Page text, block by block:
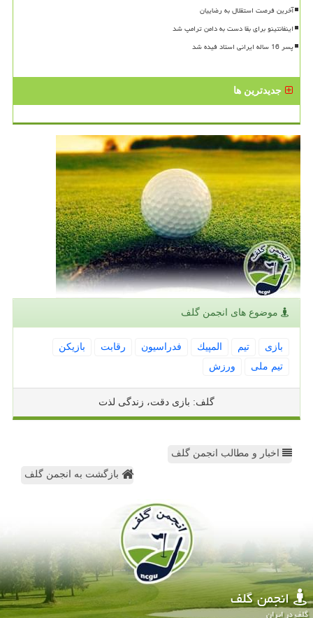
آخرین فرصت استقلال به رضاییان
اینفانتینو برای بقا دست به دامن ترامپ شد
پسر 16 ساله ایرانی استاد فیده شد
جدیدترین ها
موضوع های انجمن گلف
بازی تیم المپیك فدراسیون رقابت
بازیكن
تیم ملی
ورزش
گلف: بازی دقت، زندگی لذت
اخبار و مطالب انجمن گلف
بازگشت به انجمن گلف
انجمن گلف
گلف در ایران